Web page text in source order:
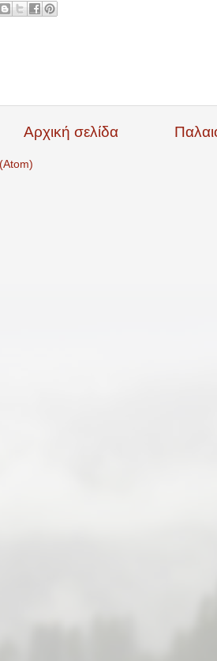
Αρχική σελίδα